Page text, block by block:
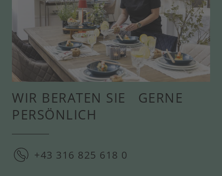
WIR BERATEN SIE GERNE
PERSÖNLICH
+43 316 825 618 0